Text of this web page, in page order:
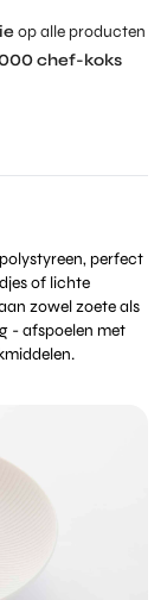
op alle producten
chef-koks
perfect
of lichte
zowel zoete als
- afspoelen met